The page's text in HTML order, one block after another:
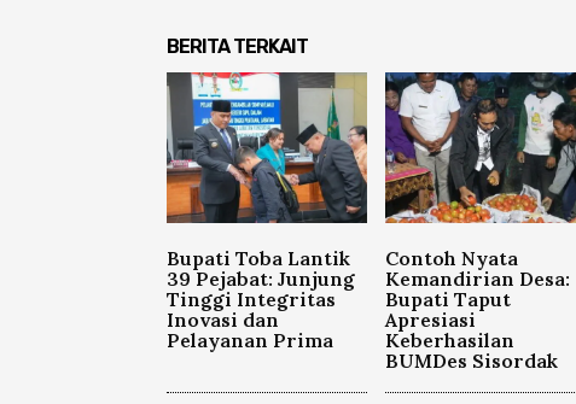
BERITA TERKAIT
Bupati Toba Lantik
39 Pejabat: Junjung
Tinggi Integritas
Inovasi dan
Pelayanan Prima
Contoh Nyata
Kemandirian Desa:
Bupati Taput
Apresiasi
Keberhasilan
BUMDes Sisordak